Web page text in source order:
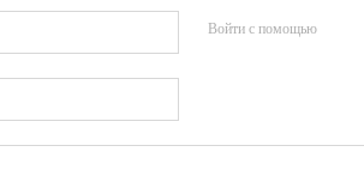
Войти с помощью